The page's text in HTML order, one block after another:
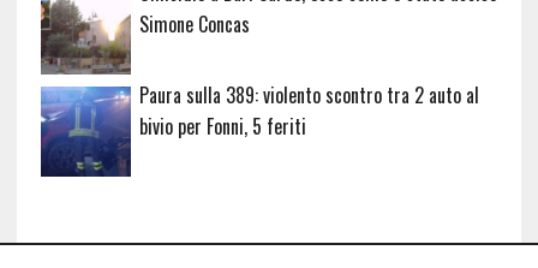
Simone Concas
Paura sulla 389: violento scontro tra 2 auto al
bivio per Fonni, 5 feriti